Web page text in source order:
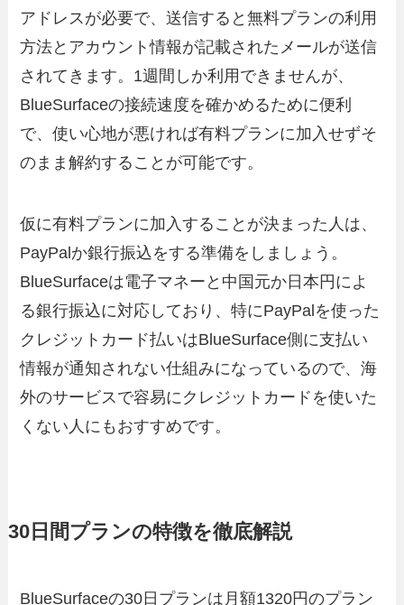
アドレスが必要で、送信すると無料プランの利用
方法とアカウント情報が記載されたメールが送信
されてきます。1週間しか利用できませんが、
BlueSurfaceの接続速度を確かめるために便利
で、使い心地が悪ければ有料プランに加入せずそ
のまま解約することが可能です。
仮に有料プランに加入することが決まった人は、
PayPalか銀行振込をする準備をしましょう。
BlueSurfaceは電子マネーと中国元か日本円によ
る銀行振込に対応しており、特にPayPalを使った
クレジットカード払いはBlueSurface側に支払い
情報が通知されない仕組みになっているので、海
外のサービスで容易にクレジットカードを使いた
くない人にもおすすめです。
30日間プランの特徴を徹底解説
BlueSurfaceの30日プランは月額1320円のプラン